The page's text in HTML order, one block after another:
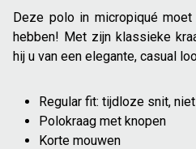
Deze polo in micropiqué
hebben! Met zijn klassieke
hij u van een elegante, casual
Regular fit: tijdloze snit,
Polokraag met knopen
Korte mouwen